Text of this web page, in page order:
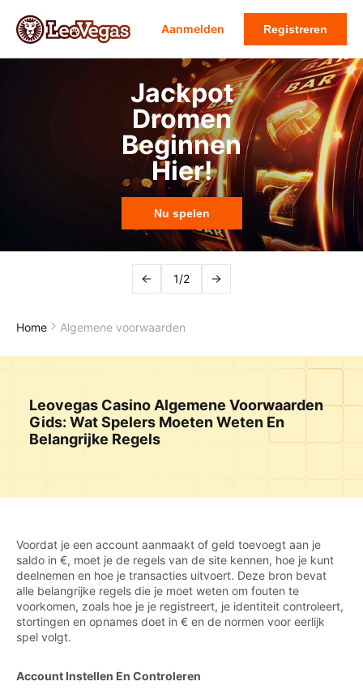
Aanmelden Registreren
Jackpot
Dromen
Beginnen
Hier!
Nu spelen
1/2
Home Algemene voorwaarden
Leovegas Casino Algemene Voorwaarden
Gids: Wat Spelers Moeten Weten En
Belangrijke Regels
Voordat je een account aanmaakt of geld toevoegt aan je
saldo in €, moet je de regels van de site kennen, hoe je kunt
deelnemen en hoe je transacties uitvoert. Deze bron bevat
alle belangrijke regels die je moet weten om fouten te
voorkomen, zoals hoe je je registreert, je identiteit controleert,
stortingen en opnames doet in € en de normen voor eerlijk
spel volgt.
Account Instellen En Controleren